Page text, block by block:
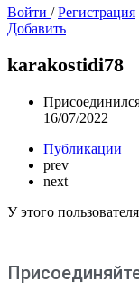
Войти / Регистрация
Добавить
karakostidi78
16/07/2022
Публикации
prev
next
У этого